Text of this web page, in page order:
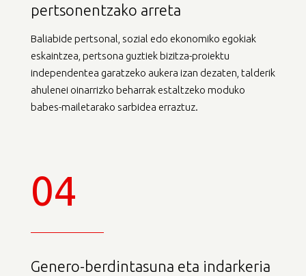
pertsonentzako arreta
Baliabide pertsonal, sozial edo ekonomiko egokiak
eskaintzea, pertsona guztiek bizitza-proiektu
independentea garatzeko aukera izan dezaten, talderik
ahulenei oinarrizko beharrak estaltzeko moduko
babes-mailetarako sarbidea erraztuz.
04
Genero-berdintasuna eta indarkeria